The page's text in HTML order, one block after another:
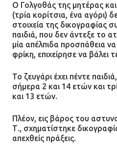
Ο Γολγοθάς της μητέρας
(τρία κορίτσια, ένα αγόρι)
στοιχεία της δικογραφίας
παιδιά, που δεν άντεξε το
μία απέλπιδα προσπάθεια
φρίκη, επιχείρησε να βάλει
Το ζευγάρι έχει πέντε
σήμερα 2 και 14 ετών και
και 13 ετών.
Πλέον, εις βάρος του
Τ., σχηματίστηκε
απεχθείς πράξεις.